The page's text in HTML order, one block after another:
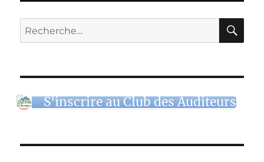
Recherche
pour :
S'inscrire au Club des Auditeurs